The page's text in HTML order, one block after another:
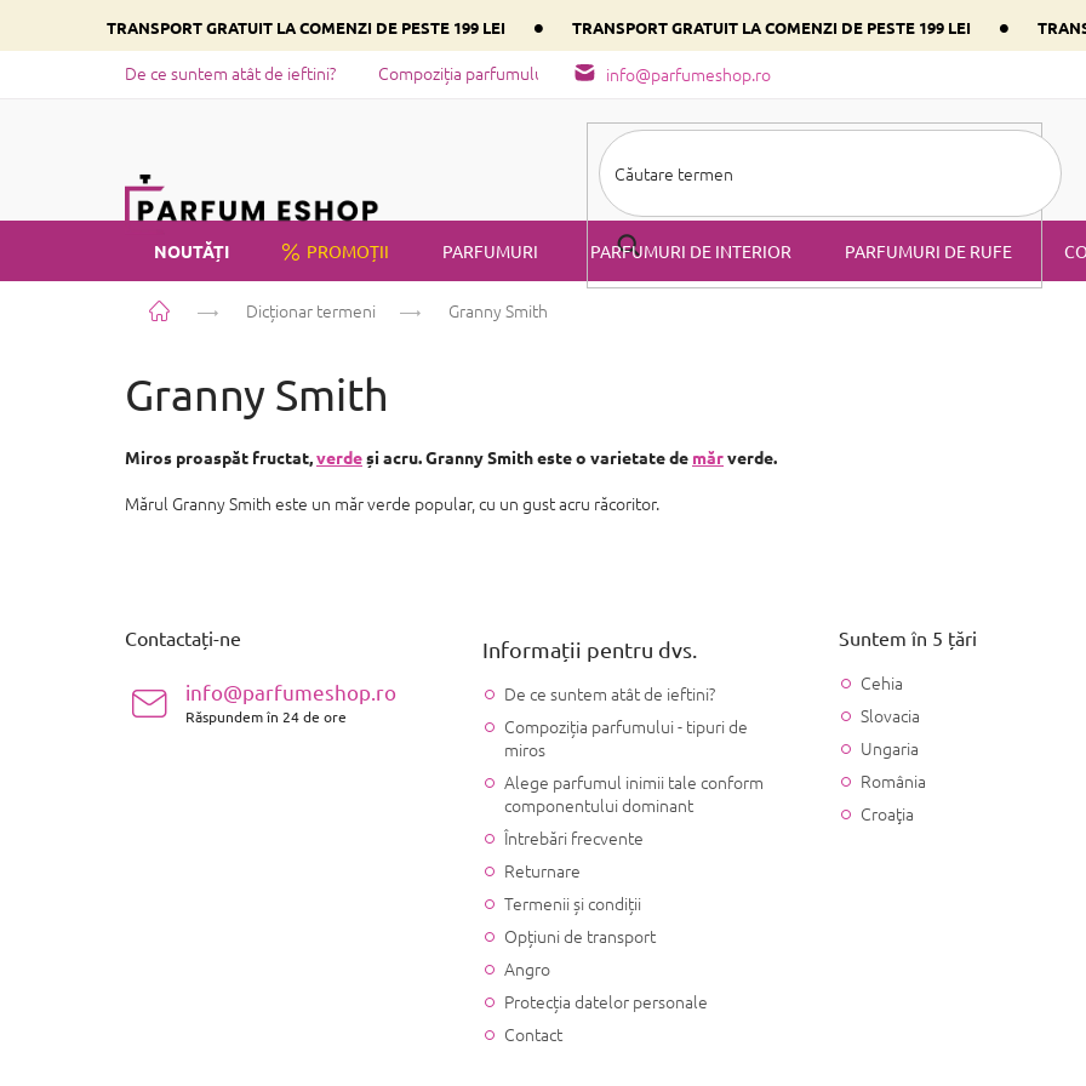
conținut
TRANSPORT GRATUIT LA COMENZI DE PESTE 199 LEI • TRANSPORT GRATUIT LA COMENZI DE PESTE 199 LEI •
info@parfumeshop.ro
De ce suntem atât de ieftini? Compoziția parfumului - tipuri de miros Alege parfumul inimii tale conform componentului
NOUTĂȚI PROMOȚII PARFUMURI PARFUMURI DE INTERIOR PARFUMURI DE RUFE
PRIVATE LABEL
Acasă Dicționar termeni Granny Smith
Granny Smith
Miros proaspăt fructat,verdeși acru. Granny Smith este o varietate de mărverde.
Mărul Granny Smith este un măr verde popular, cu un gust acru răcoritor.
Contactați-ne
info@parfumeshop.ro
Răspundem în 24 de ore
Informații pentru dvs.
De ce suntem atât de ieftini?
Compoziția parfumului - tipuri de
miros
Alege parfumul inimii tale conform
componentului dominant
Întrebări frecvente
Returnare
Termenii și condiții
Opțiuni de transport
Angro
Protecția datelor personale
Contact
Suntem în 5 țări
Cehia
Slovacia
Ungaria
România
Croaţia